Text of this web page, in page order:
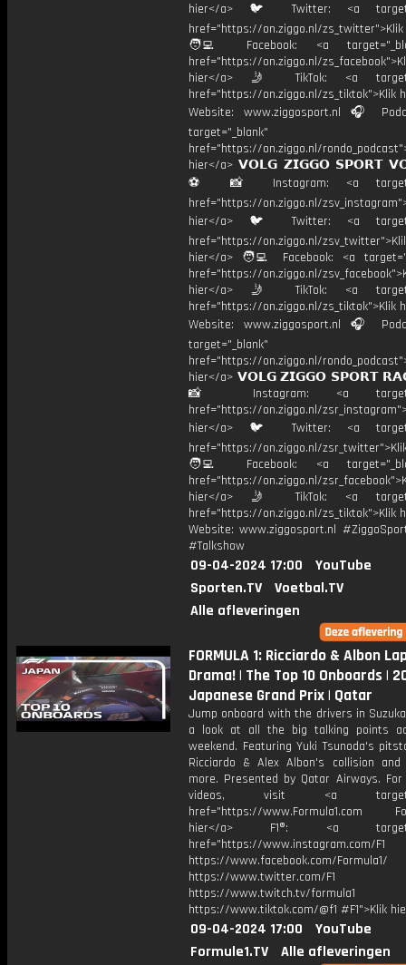
hier</a> 🐦 Twitter: <a
href="https://on.ziggo.nl/
🧑‍💻 Facebook: <a
href="https://on.ziggo.nl/
hier</a> 🤳 TikTok: <a
href="https://on.ziggo.nl/zs_tiktok">Klik
Website: www.ziggosport.nl 🎧
target="_blank"
href="https://on.ziggo.nl/
hier</a> 𝗩𝗢𝗟𝗚 𝗭𝗜𝗚𝗚𝗢 𝗦𝗣𝗢𝗥𝗧
⚽️ 📸 Instagram: <a
href="https://on.ziggo.nl/
hier</a> 🐦 Twitter: <a
href="https://on.ziggo.nl/
hier</a> 🧑‍💻 Facebook: <a
href="https://on.ziggo.nl/
hier</a> 🤳 TikTok: <a
href="https://on.ziggo.nl/zs_tiktok">Klik
Website: www.ziggosport.nl 🎧
target="_blank"
href="https://on.ziggo.nl/
hier</a> 𝗩𝗢𝗟𝗚 𝗭𝗜𝗚𝗚𝗢 𝗦𝗣𝗢𝗥𝗧
📸 Instagram: <a
href="https://on.ziggo.nl/
hier</a> 🐦 Twitter: <a
href="https://on.ziggo.nl/
🧑‍💻 Facebook: <a
href="https://on.ziggo.nl/
hier</a> 🤳 TikTok: <a
href="https://on.ziggo.nl/zs_tiktok">Klik
Website: www.ziggosport.nl
#Talkshow
09-04-2024 17:00
YouTube
Sporten.TV
Voetbal.TV
Alle afleveringen
FORMULA 1: Ricciardo & Albon
Drama! | The Top 10 Onboards |
Japanese Grand Prix | Qatar
Jump onboard with the drivers in
a look at all the big talking points
weekend. Featuring Yuki Tsunoda's
Ricciardo & Alex Albon's collision
more. Presented by Qatar Airways. For
videos, visit <a
href="https://www.Formula1.com
hier</a> F1®: <a
href="https://www.instagram.com/F1
https://www.facebook.com/Formula1/
https://www.twitter.com/F1
https://www.twitch.tv/formula1
https://www.tiktok.com/@f1 #F1">Klik
09-04-2024 17:00
YouTube
Formule1.TV
Alle afleveringen